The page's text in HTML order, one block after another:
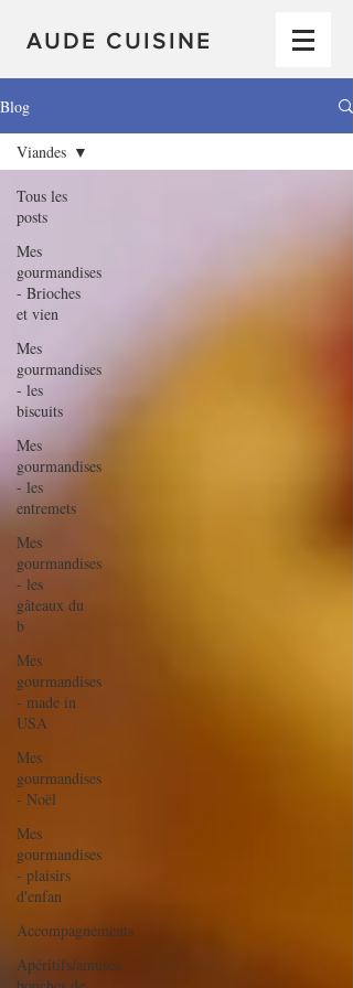
AUDE CUISINE
Blog
Tous les
posts
Mes
gourmandises
- Brioches
et vien
Mes
gourmandises
- les
biscuits
Mes
gourmandises
- les
entremets
Mes
gourmandises
- les
gâteaux du
b
Mes
gourmandises
- made in
USA
Mes
gourmandises
- Noël
Mes
gourmandises
- plaisirs
d'enfan
Accompagnements
Apéritifs/amuses
Viandes